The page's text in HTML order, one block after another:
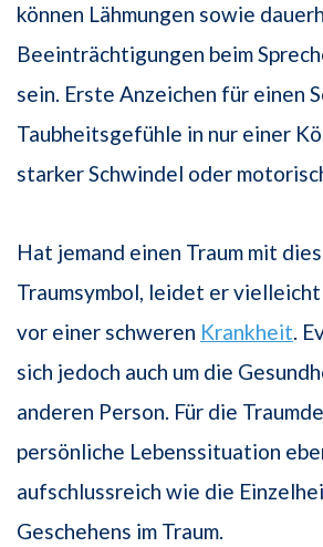
können Lähmungen sowie
Beeinträchtigungen beim
sein. Erste Anzeichen für einen
Taubheitsgefühle in nur einer
starker Schwindel oder
Hat jemand einen Traum mit
Traumsymbol, leidet er
vor einer schweren Krankheit.
sich jedoch auch um die
anderen Person. Für die
persönliche Lebenssituation
aufschlussreich wie die
Geschehens im Traum.